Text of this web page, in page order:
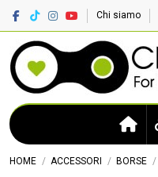
Chi siamo
HOME ACCESSORI BORSE